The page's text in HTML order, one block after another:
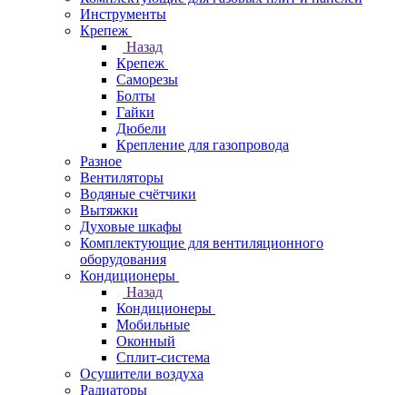
Инструменты
Крепеж
Назад
Крепеж
Саморезы
Болты
Гайки
Дюбели
Крепление для газопровода
Разное
Вентиляторы
Водяные счётчики
Вытяжки
Духовые шкафы
Комплектующие для вентиляционного
оборудования
Кондиционеры
Назад
Кондиционеры
Мобильные
Оконный
Сплит-система
Осушители воздуха
Радиаторы